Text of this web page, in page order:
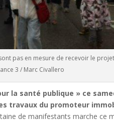
pas en mesure de recevoir le projet
3 / Marc Civallero
la santé publique » ce
travaux du promoteur
de manifestants marche ce